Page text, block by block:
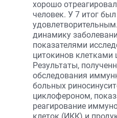
хорошо
человек. У 7 итог был
динамику
показателями
цитокинов клетками
Результаты,
обследования
больных
циклофероном,
реагирование